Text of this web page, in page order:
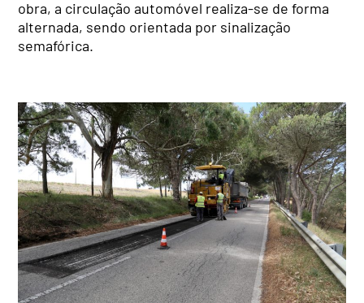
obra, a circulação automóvel realiza-se de forma
alternada, sendo orientada por sinalização
semafórica.